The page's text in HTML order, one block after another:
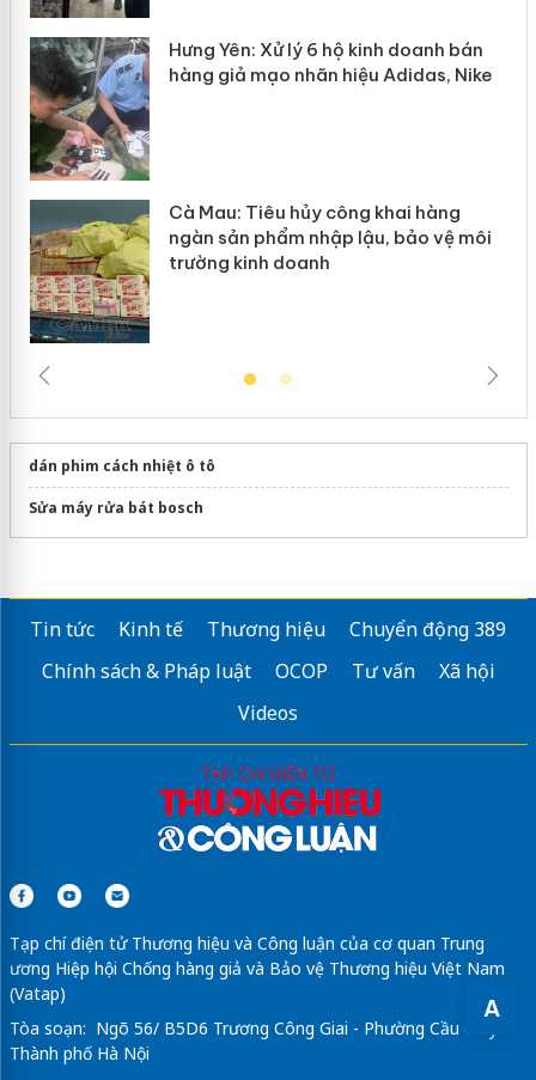
A
Hưng Yên: Xử lý 6 hộ kinh doanh bán
hàng giả mạo nhãn hiệu Adidas, Nike
Cà Mau: Tiêu hủy công khai hàng
ngàn sản phẩm nhập lậu, bảo vệ môi
trường kinh doanh
dán phim cách nhiệt ô tô
Sửa máy rửa bát bosch
Tin tức Kinh tế Thương hiệu
Chuyển động 389
Chính sách & Pháp luật
OCOP Tư vấn
Xã hội
Videos
Tạp chí điện tử Thương hiệu và Công luận của cơ quan Trung
ương Hiệp hội Chống hàng giả và Bảo vệ Thương hiệu Việt Nam
(Vatap)
Tòa soạn: Ngõ 56/ B5D6 Trương Công Giai - Phường Cầu Giấy -
Thành phố Hà Nội